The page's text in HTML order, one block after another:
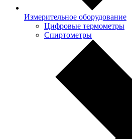
Измерительное оборудование
Цифровые термометры
Спиртометры